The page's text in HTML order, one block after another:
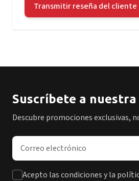
Transmitir reseña del cliente
Suscríbete a
Descubre promociones exclusivas,
Dirección de correo electrónico
Acepto las condiciones y la